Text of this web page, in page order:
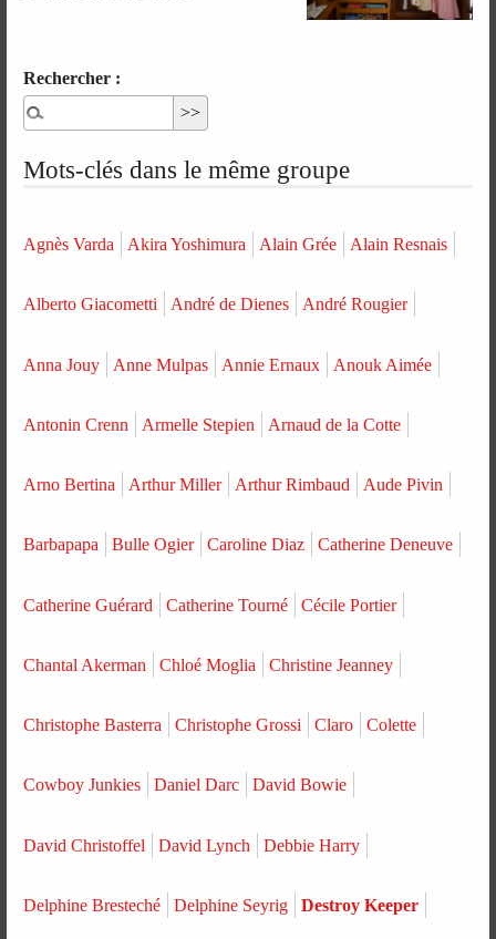
Rechercher :
Mots-clés dans le même groupe
Agnès Varda Akira Yoshimura Alain Grée Alain Resnais
Alberto Giacometti André de Dienes André Rougier
Anna Jouy Anne Mulpas Annie Ernaux Anouk Aimée
Antonin Crenn Armelle Stepien Arnaud de la Cotte
Arno Bertina Arthur Miller Arthur Rimbaud Aude Pivin
Barbapapa Bulle Ogier Caroline Diaz Catherine Deneuve
Catherine Guérard Catherine Tourné Cécile Portier
Chantal Akerman Chloé Moglia Christine Jeanney
Christophe Basterra Christophe Grossi Claro Colette
Cowboy Junkies Daniel Darc David Bowie
David Christoffel David Lynch Debbie Harry
Delphine Bresteché Delphine Seyrig Destroy Keeper